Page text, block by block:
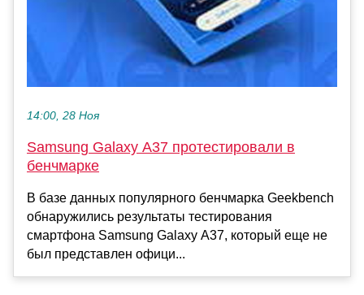
14:00, 28 Ноя
Samsung Galaxy A37 протестировали в
бенчмарке
В базе данных популярного бенчмарка Geekbench
обнаружились результаты тестирования
смартфона Samsung Galaxy A37, который еще не
был представлен офици...